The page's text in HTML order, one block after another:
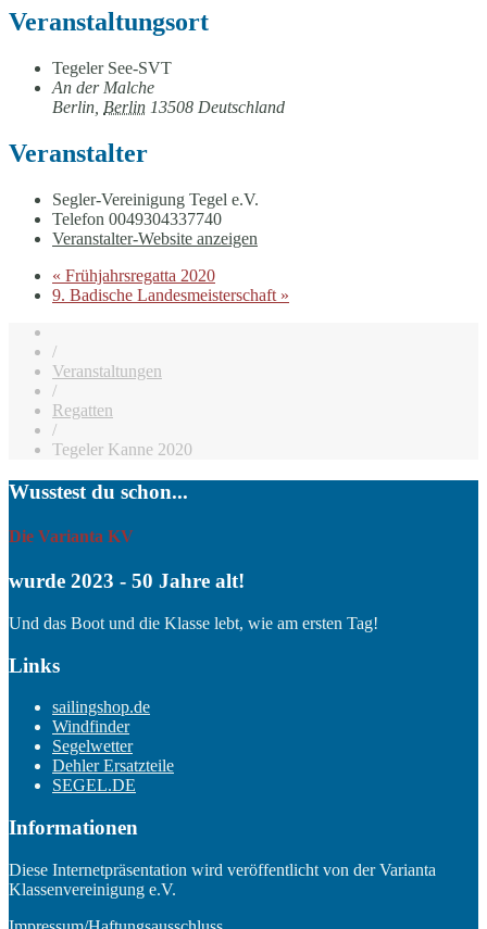
Veranstaltungsort
Tegeler See-SVT
An der Malche
Berlin Berlin 13508 Deutschland
Veranstalter
Segler-Vereinigung Tegel e.V.
Telefon 0049304337740
Veranstalter-Website anzeigen
« Frühjahrsregatta 2020
9. Badische Landesmeisterschaft »
/
Veranstaltungen
/
Regatten
/
Tegeler Kanne 2020
Wusstest du schon...
Die Varianta KV
wurde 2023 - 50 Jahre alt!
Und das Boot und die Klasse lebt, wie am ersten Tag!
Links
sailingshop.de
Windfinder
Segelwetter
Dehler Ersatzteile
SEGEL.DE
Informationen
Diese Internetpräsentation wird veröffentlicht von der Varianta
Klassenvereinigung e.V.